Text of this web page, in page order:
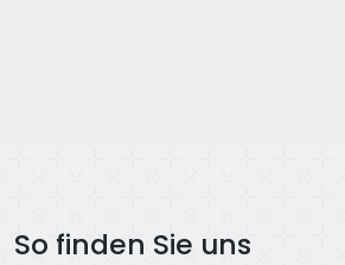
So finden Sie uns